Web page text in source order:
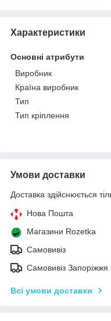
Характеристики
Основні атрибути
Виробник
Країна виробник
Тип
Тип кріплення
Умови доставки
Доставка здійснюється
Нова Пошта
Магазини Rozetka
Самовивіз
Самовивіз Запоріжжя
Всі умови доставки